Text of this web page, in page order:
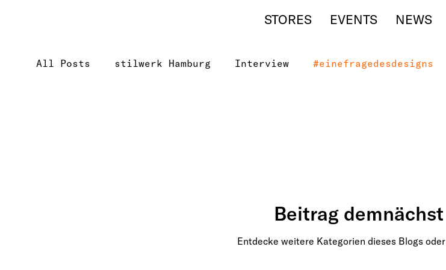
STORES EVENTS NEWS
All Posts stilwerk Hamburg Interview #einefragedesdesigns
Beitrag
Entdecke weitere Kategorien dieses Blogs